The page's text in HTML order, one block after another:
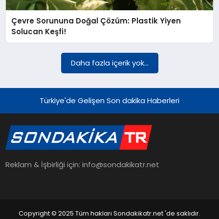
YAŞAM
EKONOMI
EĞITIM
OTOMOBIL
Çevre Sorununa Doğal Çözüm: Plastik Yiyen
Solucan Keşfi!
Daha fazla içerik yok...
Türkiye'de Gelişen Son dakika Haberleri
Reklam & İşbirliği için: info@sondakikatr.net
Copyright © 2025 Tüm hakları Sondakikatr.net 'de saklıdır.